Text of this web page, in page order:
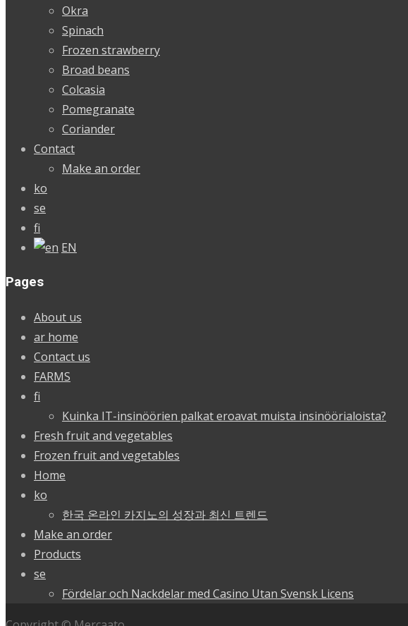
Okra
Spinach
Frozen strawberry
Broad beans
Colcasia
Pomegranate
Coriander
Contact
Make an order
ko
se
fi
EN
Pages
About us
ar home
Contact us
FARMS
fi
Kuinka IT-insinöörien palkat eroavat muista insinöörialoista?
Fresh fruit and vegetables
Frozen fruit and vegetables
Home
ko
한국 온라인 카지노의 성장과 최신 트렌드
Make an order
Products
se
Fördelar och Nackdelar med Casino Utan Svensk Licens